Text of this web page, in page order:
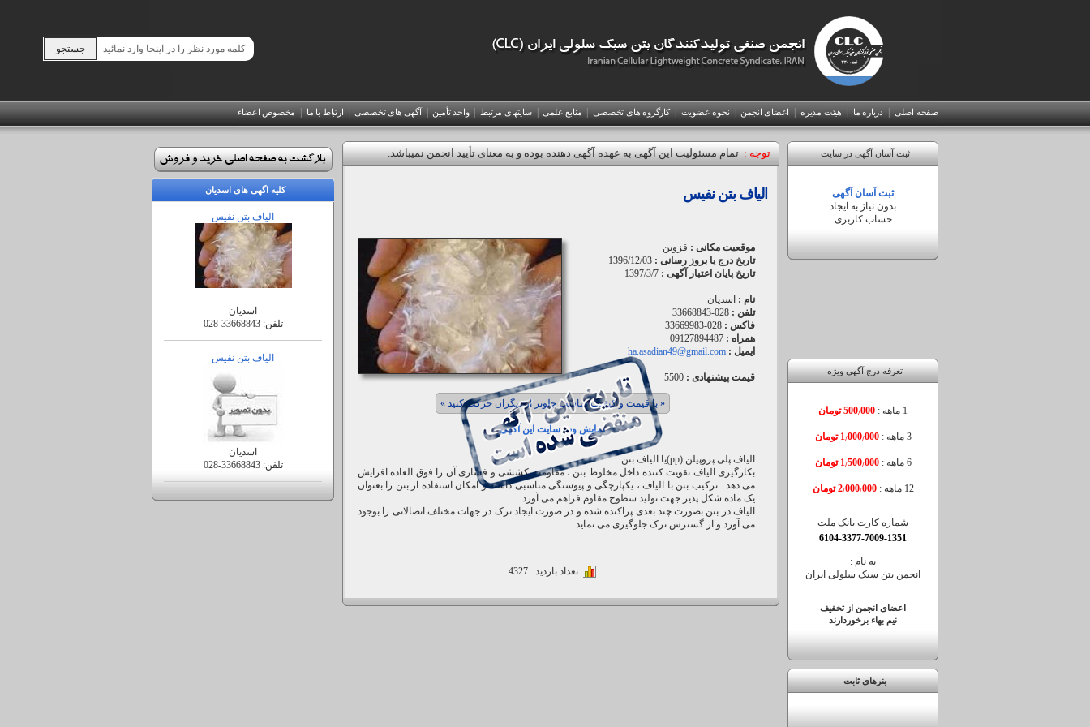
صفحه اصلی |درباره ما |هیئت مدیره |اعضای انجمن |نحوه عضويت |کارگروه های تخصصی |منابع علمی |سایتهای مرتبط |واحد تأمین |آگهی های تخصصی |ارتباط با ما |مخصوص اعضاء
توجه :تمام مسئولیت این آگهی به عهده آگهی دهنده بوده و به معنای تأیید انجمن نمیباشد.
الیاف بتن نفیس
موقعیت مکانی : قزوین
تاریخ درج یا بروز رسانی : 1396/12/03
تاریخ پایان اعتبار آگهی : 1397/3/7
نام : اسدیان
تلفن : 028-33668843
فاکس : 028-33669983
همراه : 09127894487
ایمیل : ha.asadian49@gmail.com
قیمت پیشنهادی : 5500
« با قیمت و کیفیت مناسب جلوتر از دیگران حرکت کنید »
نمایش وب سایت این آگهی
الیاف پلی پروپیلن (pp)یا الیاف بتن
بکارگیری الیاف تقویت کننده داخل مخلوط بتن ، مقاومت کششی و فشاری آن را فوق العاده افزایش
می دهد . ترکیب بتن با الیاف ، یکپارچگی و پیوستگی مناسبی داشته و امکان استفاده از بتن را بعنوان
یک ماده شکل پذیر جهت تولید سطوح مقاوم فراهم می آورد .
الیاف در بتن بصورت چند بعدی پراکنده شده و در صورت ایجاد ترک در جهات مختلف اتصالاتی را بوجود
می آورد و از گسترش ترک جلوگیری می نماید
تعداد بازدید : 4327
کلیه اگهی های اسدیان
الیاف بتن نفیس
اسدیان
تلفن:028-33668843
الیاف بتن نفیس
اسدیان
تلفن:028-33668843
ثبت آسان آگهی در سایت
ثبت آسان آگهی
بدون نیاز به ایجاد
حساب کاربری
ورود
رمزعبور
تعرفه درج آگهی ویژه
1 ماهه : 500/000 تومان
3 ماهه : 1/000/000 تومان
6 ماهه : 1/500/000 تومان
12 ماهه : 2/000/000 تومان
شماره کارت بانک ملت
6104-3377-7009-1351
به نام :
انجمن بتن سبک سلولی ایران
اعضای انجمن از تخفیف
نیم بهاء برخوردارند
بنرهای ثابت